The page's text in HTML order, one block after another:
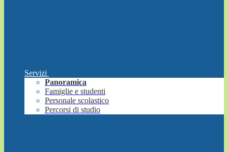
Servizi
Panoramica
Famiglie e studenti
Personale scolastico
Percorsi di studio